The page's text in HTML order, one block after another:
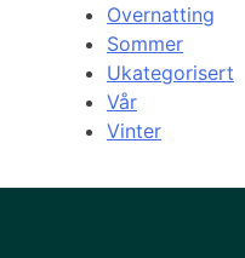
Overnatting
Sommer
Ukategorisert
Vår
Vinter